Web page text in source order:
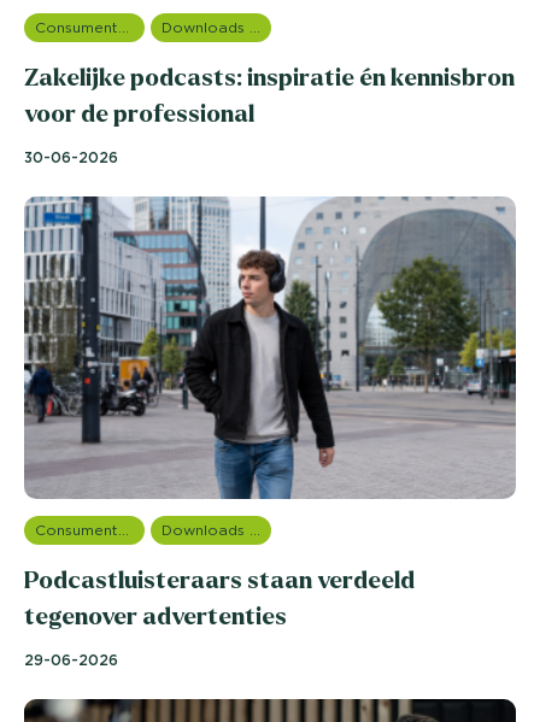
Zakelijke podcasts: inspiratie én kennisbron
voor de professional
30-06-2026
Podcastluisteraars staan verdeeld
tegenover advertenties
29-06-2026